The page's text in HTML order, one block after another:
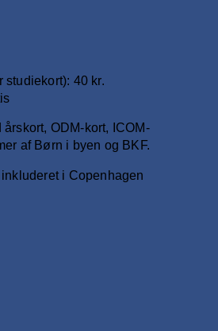
40 kr.
ODM-kort, ICOM-
af Børn i byen og BKF.
i Copenhagen